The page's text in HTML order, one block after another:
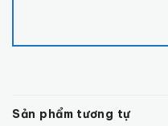
Sản phẩm tương tự